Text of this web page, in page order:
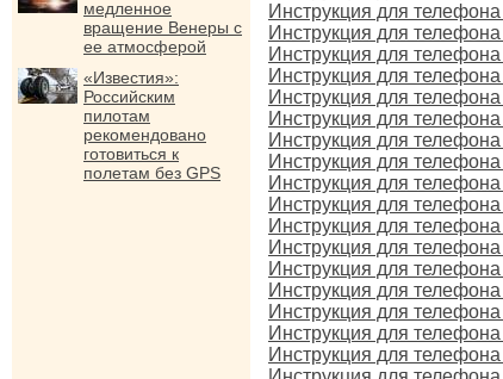
медленное
вращение Венеры с
ее атмосферой
«Известия»:
Российским
пилотам
рекомендовано
готовиться к
полетам без GPS
Инструкция для
Инструкция для
Инструкция для
Инструкция для
Инструкция для
Инструкция для
Инструкция для
Инструкция для
Инструкция для
Инструкция для
Инструкция для
Инструкция для
Инструкция для
Инструкция для
Инструкция для
Инструкция для
Инструкция для